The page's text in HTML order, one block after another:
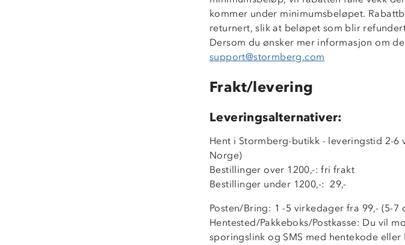
kommer under minimumsbeløpet.
returnert, slik at beløpet som blir
Dersom du ønsker mer informasjon om
support@stormberg.com
Frakt/levering
Leveringsalternativer:
Hent i Stormberg-butikk - leveringstid 2-
Norge)
Bestillinger over 1200,-: fri frakt
Bestillinger under 1200,-: 29,-
Posten/Bring: 1 -5 virkedager fra 99,- (5-
Hentested/Pakkeboks/Postkasse: Du vil
sporingslink og SMS med hentekode eller